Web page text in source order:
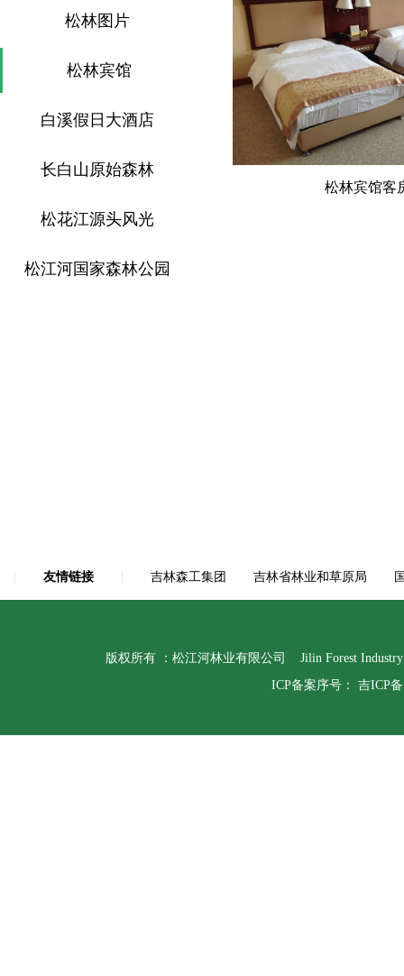
松林图片
松林宾馆
白溪假日大酒店
长白山原始森林
松花江源头风光
松江河国家森林公园
松林宾馆客
友情链接 吉林森工集团 吉林省林业和草原局
版权所有 ：松江河林业有限公司 Jilin Forest
ICP备案序号： 吉ICP